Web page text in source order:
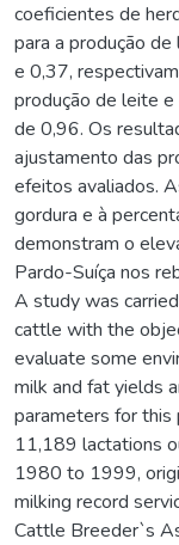
coeficientes de
para a produção
e 0,37,
produção de leite
de 0,96. Os
ajustamento das
efeitos avaliados.
gordura e à
demonstram o
Pardo-Suíça nos
A study was
cattle with the
evaluate some
milk and fat yields
parameters for this
11,189 lactations
1980 to 1999,
milking record
Cattle Breeder`s